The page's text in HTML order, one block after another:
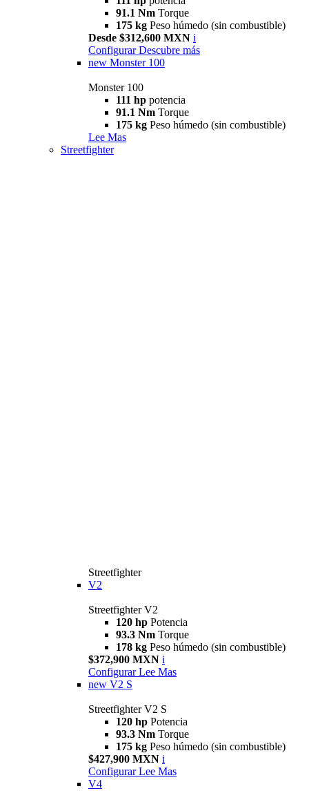
91.1 Nm Torque
175 kg Peso húmedo (sin combustible)
Desde $312,600 MXN i
Configurar Descubre más
new Monster 100
Monster 100
111 hp potencia
91.1 Nm Torque
175 kg Peso húmedo (sin combustible)
Lee Mas
Streetfighter
Streetfighter
V2
Streetfighter V2
120 hp Potencia
93.3 Nm Torque
178 kg Peso húmedo (sin combustible)
$372,900 MXN i
Configurar Lee Mas
new V2 S
Streetfighter V2 S
120 hp Potencia
93.3 Nm Torque
175 kg Peso húmedo (sin combustible)
$427,900 MXN i
Configurar Lee Mas
V4